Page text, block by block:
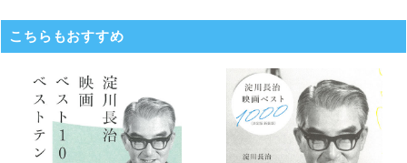
こちらもおすすめ